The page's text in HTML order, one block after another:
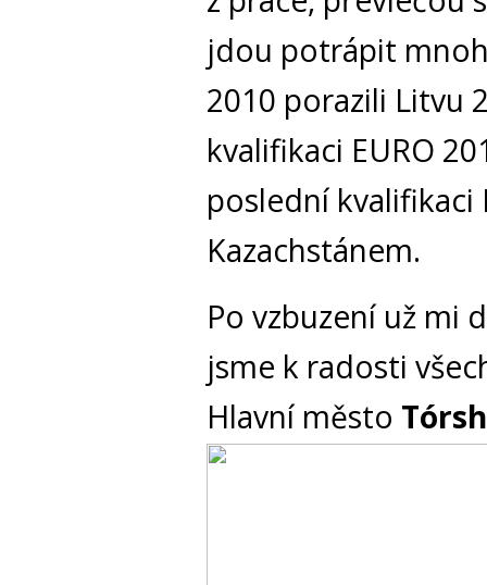
jdou potrápit
2010 porazili Litvu
kvalifikaci EURO
poslední kvalifikaci
Kazachstánem.
Po vzbuzení už mi
jsme k radosti
Hlavní město